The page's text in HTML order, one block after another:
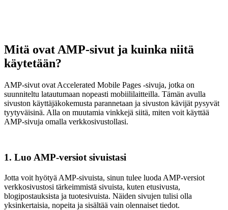
Mitä ovat AMP-sivut ja kuinka niitä
käytetään?
AMP-sivut ovat Accelerated Mobile Pages -sivuja, jotka on
suunniteltu latautumaan nopeasti mobiililaitteilla. Tämän avulla
sivuston käyttäjäkokemusta parannetaan ja sivuston kävijät pysyvät
tyytyväisinä. Alla on muutamia vinkkejä siitä, miten voit käyttää
AMP-sivuja omalla verkkosivustollasi.
1. Luo AMP-versiot sivuistasi
Jotta voit hyötyä AMP-sivuista, sinun tulee luoda AMP-versiot
verkkosivustosi tärkeimmistä sivuista, kuten etusivusta,
blogipostauksista ja tuotesivuista. Näiden sivujen tulisi olla
yksinkertaisia, nopeita ja sisältää vain olennaiset tiedot.